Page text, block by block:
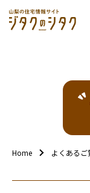
Home よくあるご